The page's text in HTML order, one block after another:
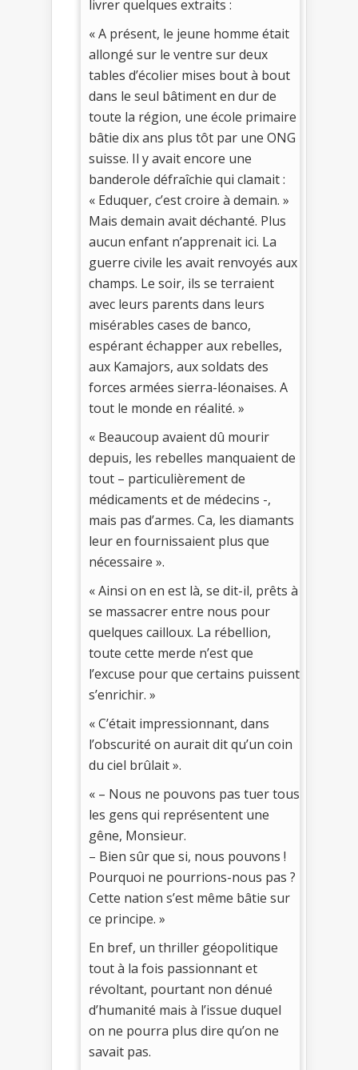
livrer quelques extraits :
« A présent, le jeune homme était
allongé sur le ventre sur deux
tables d’écolier mises bout à bout
dans le seul bâtiment en dur de
toute la région, une école primaire
bâtie dix ans plus tôt par une ONG
suisse. Il y avait encore une
banderole défraîchie qui clamait :
« Eduquer, c’est croire à demain. »
Mais demain avait déchanté. Plus
aucun enfant n’apprenait ici. La
guerre civile les avait renvoyés aux
champs. Le soir, ils se terraient
avec leurs parents dans leurs
misérables cases de banco,
espérant échapper aux rebelles,
aux Kamajors, aux soldats des
forces armées sierra-léonaises. A
tout le monde en réalité. »
« Beaucoup avaient dû mourir
depuis, les rebelles manquaient de
tout – particulièrement de
médicaments et de médecins -,
mais pas d’armes. Ca, les diamants
leur en fournissaient plus que
nécessaire ».
« Ainsi on en est là, se dit-il, prêts à
se massacrer entre nous pour
quelques cailloux. La rébellion,
toute cette merde n’est que
l’excuse pour que certains puissent
s’enrichir. »
« C’était impressionnant, dans
l’obscurité on aurait dit qu’un coin
du ciel brûlait ».
« – Nous ne pouvons pas tuer tous
les gens qui représentent une
gêne, Monsieur.
– Bien sûr que si, nous pouvons !
Pourquoi ne pourrions-nous pas ?
Cette nation s’est même bâtie sur
ce principe. »
En bref, un thriller géopolitique
tout à la fois passionnant et
révoltant, pourtant non dénué
d’humanité mais à l’issue duquel
on ne pourra plus dire qu’on ne
savait pas.